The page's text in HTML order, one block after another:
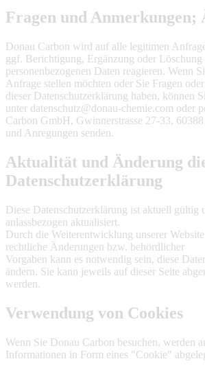
Fragen und Anmerkungen;
Donau Carbon wird auf alle legitimen
ggf. Berichtigung, Ergänzung oder Löschung
personenbezogenen Daten reagieren. Wenn
Anfrage stellen möchten oder Sie Fragen
dieser Datenschutzerklärung haben, können
unter datenschutz@donau-chemie.com oder
Carbon GmbH, Gwinnerstrasse 27-33,
und Anregungen senden.
Aktualität und Änderung
Datenschutzerklärung
Diese Datenschutzerklärung ist aktuell gültig
anlassbezogen aktualisiert.
Durch die Weiterentwicklung unserer
rechtliche Änderungen bzw. behördlicher
Vorgaben kann es notwendig sein, diese
ändern. Sie kann jeweils auf dieser Seite
werden.
Verwendung von Cookies
Wenn Sie Donau Carbon besuchen, werden
Informationen in Form eines "Cookie"